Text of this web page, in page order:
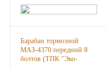
Материалы для ремонта
АКБ
Барабан тормозной
МАЗ-4370 передний 8
болтов (ТПК "Эко-